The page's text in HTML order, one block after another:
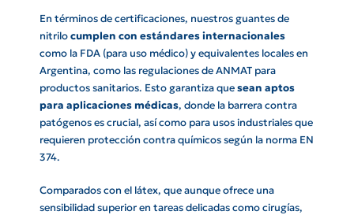
En términos de certificaciones, nuestros guantes de
nitrilocumplen con estándares internacionales
como la FDA (para uso médico) y equivalentes locales en
Argentina, como las regulaciones de ANMAT para
productos sanitarios. Esto garantiza quesean aptos
para aplicaciones médicas, donde la barrera contra
patógenos es crucial, así como para usos industriales que
requieren protección contra químicos según la norma EN
374.
Comparados con el látex, que aunque ofrece una
sensibilidad superior en tareas delicadas como cirugías,